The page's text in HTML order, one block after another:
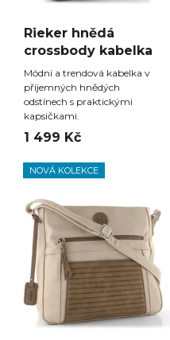
Rieker hnědá
crossbody kabelka
Módní a trendová kabelka v
příjemných hnědých
odstínech s praktickými
kapsičkami.
1 499 Kč
NOVÁ KOLEKCE